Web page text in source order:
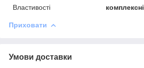
Властивості
комплексні
Приховати
Умови доставки